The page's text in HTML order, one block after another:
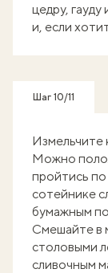
цедру,
и, если
Шаг 10/11
Измельчите
Можно
пройтись
сотейнике
бумажным
Смешайте в
столовыми
сливочным